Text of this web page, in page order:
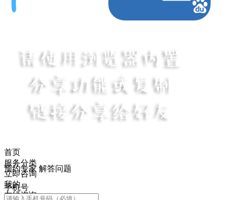
首页
服务分类
立即咨询
我的
在线咨询
预约专家 解答问题
手机号